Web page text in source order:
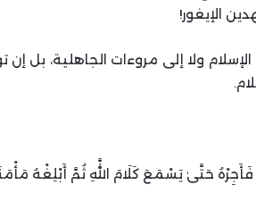
الإيغور!
ولا إلى مروءات الجاهلية، بل إن
حَتَّىٰ يَسْمَعَ كَلَامَ اللَّهِ ثُمَّ أَبْلِغْهُ